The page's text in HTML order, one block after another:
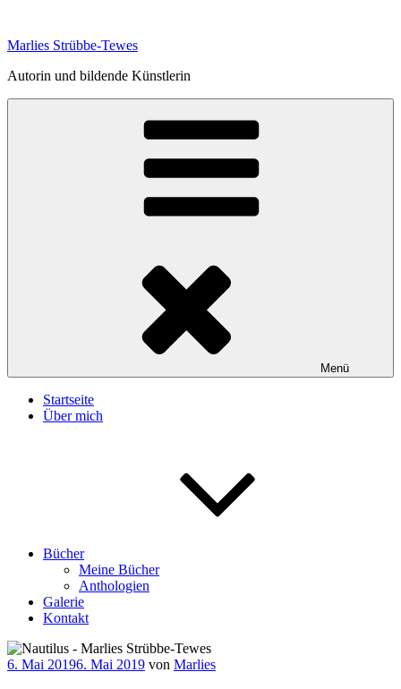
springen
Marlies Strübbe-Tewes
Autorin und bildende Künstlerin
Menü
Startseite
Über mich
Bücher
Meine Bücher
Anthologien
Galerie
Kontakt
Veröffentlicht
6. Mai 20196. Mai 2019 von Marlies